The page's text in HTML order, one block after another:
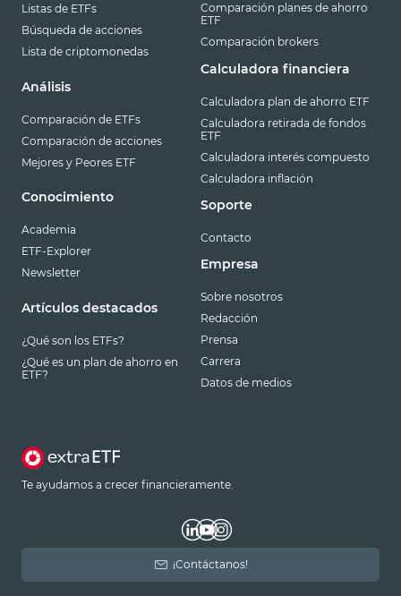
Listas de ETFs
Búsqueda de acciones
Lista de criptomonedas
Análisis
Comparación de ETFs
Comparación de acciones
Mejores y Peores ETF
Conocimiento
Academia
ETF-Explorer
Newsletter
Artículos destacados
¿Qué son los ETFs?
¿Qué es un plan de ahorro en
ETF?
Comparación planes de ahorro
ETF
Comparación brokers
Calculadora financiera
Calculadora plan de ahorro ETF
Calculadora retirada de fondos
ETF
Calculadora interés compuesto
Calculadora inflación
Soporte
Contacto
Empresa
Sobre nosotros
Redacción
Prensa
Carrera
Datos de medios
Te ayudamos a crecer financieramente.
¡Contáctanos!